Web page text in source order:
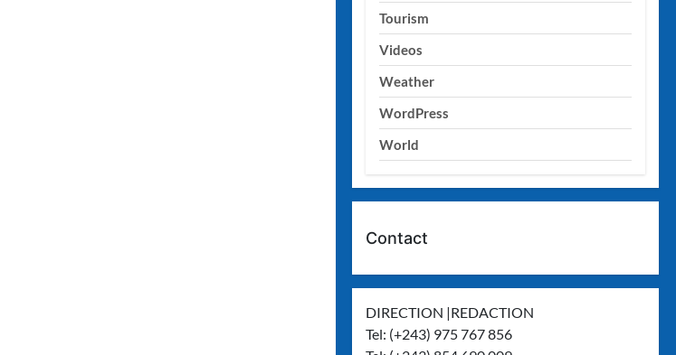
Tourism
Videos
Weather
WordPress
World
Contact
DIRECTION |REDACTION
Tel: (+243) 975 767 856